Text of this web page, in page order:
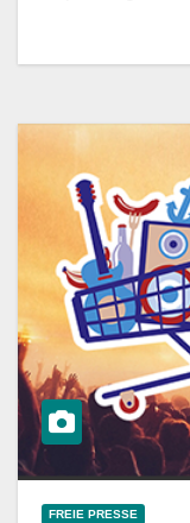
FREIE PRESSE